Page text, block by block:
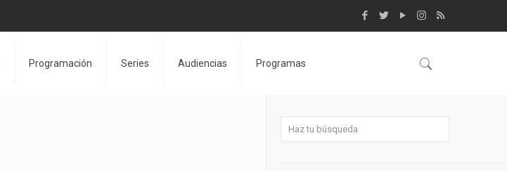
Programación Series Audiencias Programas